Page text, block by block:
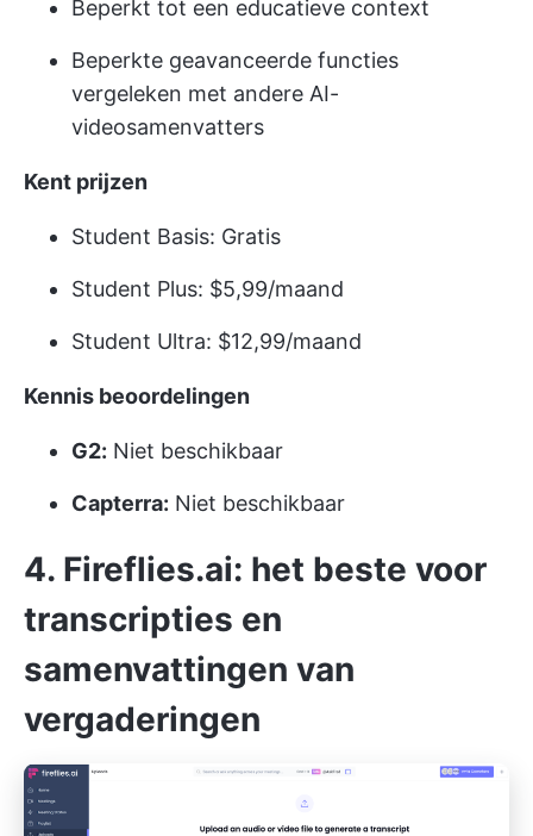
Beperkt tot een educatieve context
Beperkte geavanceerde functies
vergeleken met andere AI-
videosamenvatters
Kent prijzen
Student Basis: Gratis
Student Plus: $5,99/maand
Student Ultra: $12,99/maand
Kennis beoordelingen
G2: Niet beschikbaar
Capterra: Niet beschikbaar
4. Fireflies.ai: het beste voor
transcripties en
samenvattingen van
vergaderingen